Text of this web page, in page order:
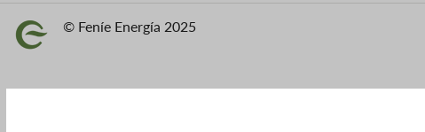
Imatge © Feníe Energía 2025